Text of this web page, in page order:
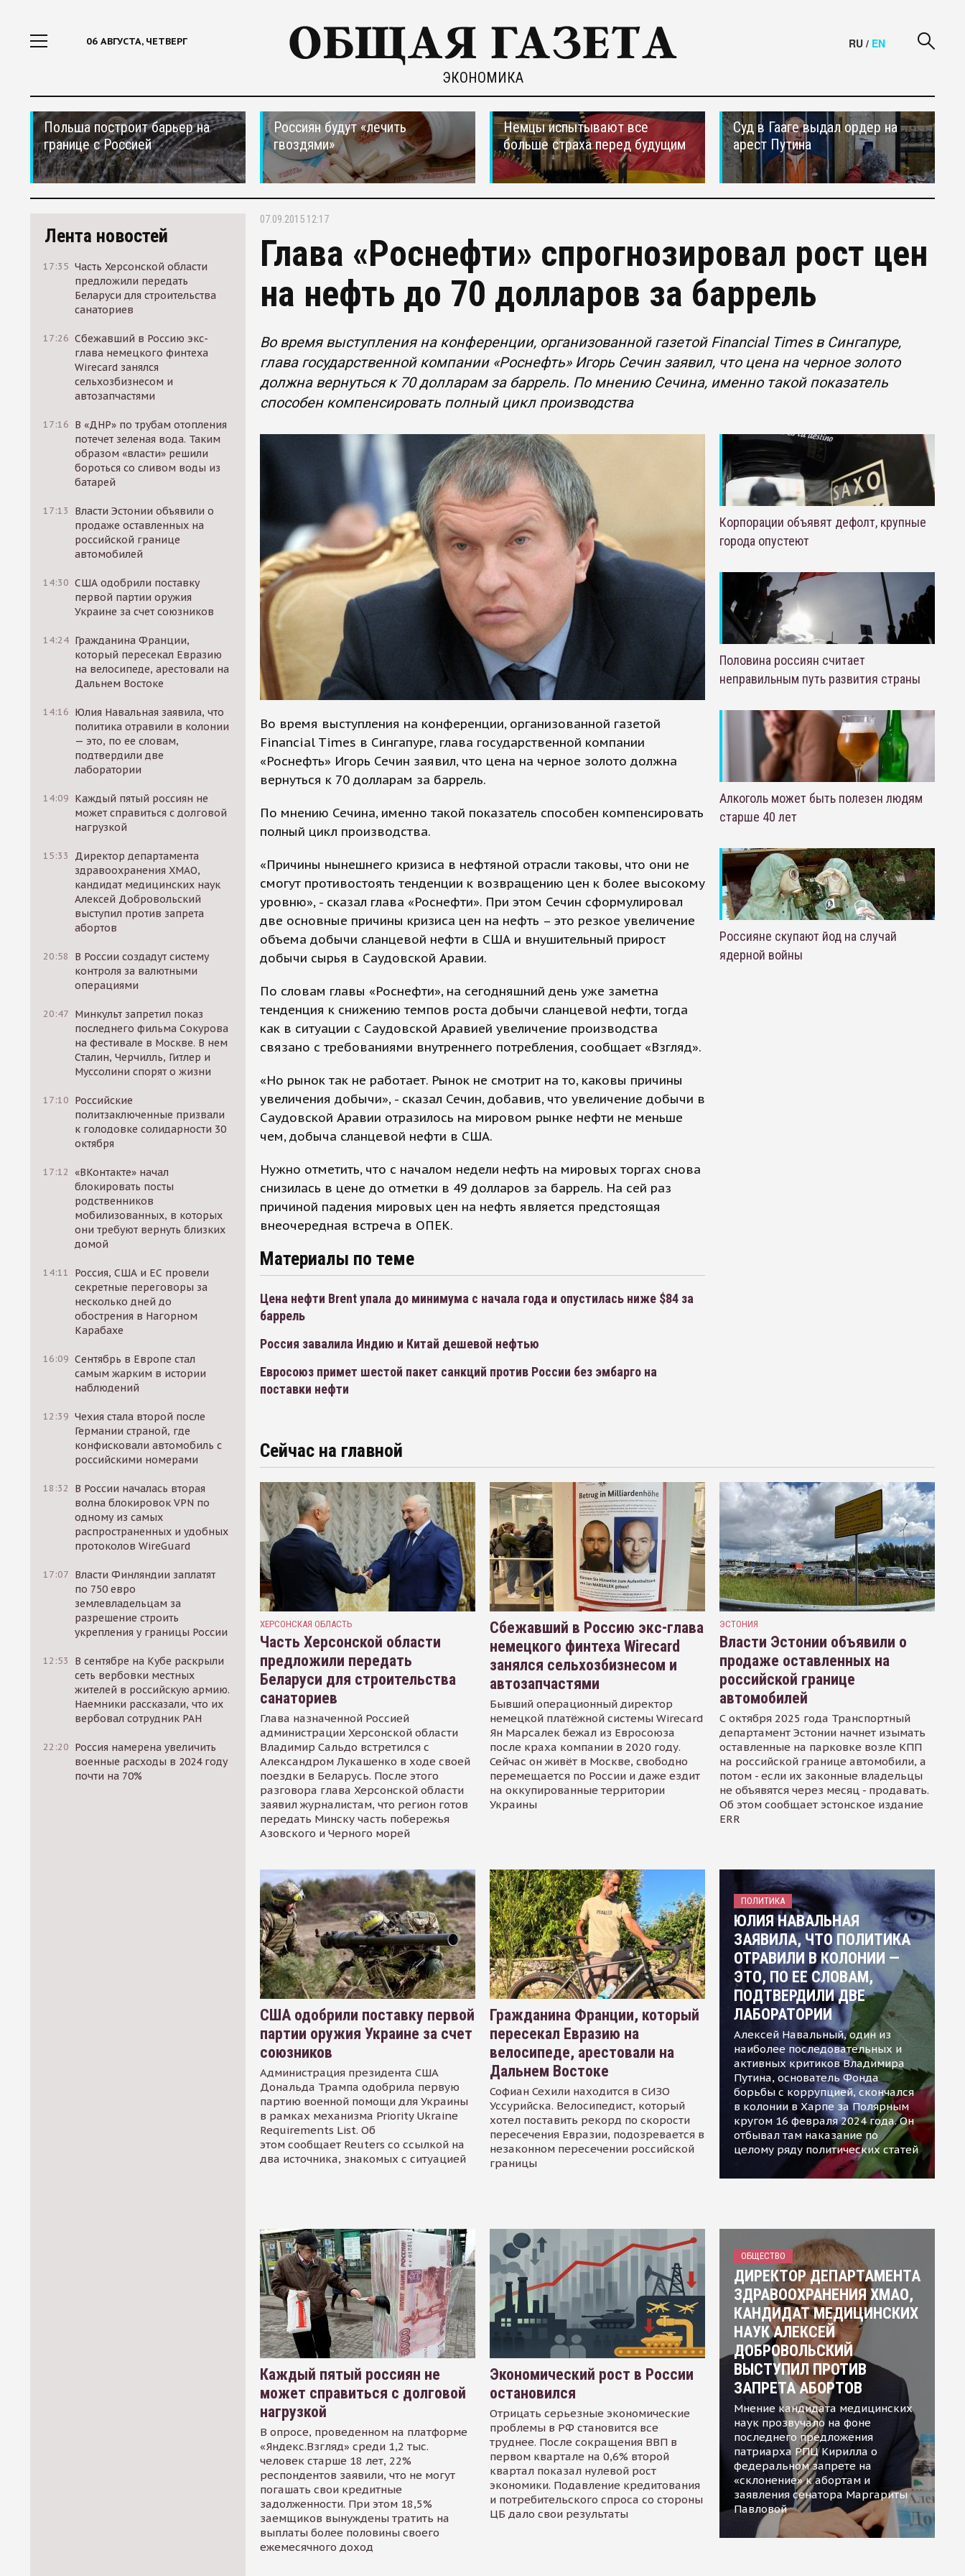
06 АВГУСТА, ЧЕТВЕРГ
ЭКОНОМИКА
RU / EN
Польша построит барьер на
границе с Россией
Россиян будут «лечить
гвоздями»
Немцы испытывают все
больше страха перед будущим
Суд в Гааге выдал ордер на
арест Путина
Лента новостей
17:35 Часть Херсонской области
предложили передать
Беларуси для строительства
санаториев
17:26 Сбежавший в Россию экс-
глава немецкого финтеха
Wirecard занялся
сельхозбизнесом и
автозапчастями
17:16 В «ДНР» по трубам отопления
потечет зеленая вода. Таким
образом «власти» решили
бороться со сливом воды из
батарей
17:13
Власти Эстонии объявили о
продаже оставленных на
российской границе
автомобилей
14:30 США одобрили поставку
первой партии оружия
Украине за счет союзников
14:24 Гражданина Франции,
который пересекал Евразию
на велосипеде, арестовали на
Дальнем Востоке
14:16 Юлия Навальная заявила, что
политика отравили в колонии
— это, по ее словам,
подтвердили две
лаборатории
14:09 Каждый пятый россиян не
может справиться с долговой
нагрузкой
15:33
Директор департамента
здравоохранения ХМАО,
кандидат медицинских наук
Алексей Добровольский
выступил против запрета
абортов
20:58
В России создадут систему
контроля за валютными
операциями
20:47 Минкульт запретил показ
последнего фильма Сокурова
на фестивале в Москве. В нем
Сталин, Черчилль, Гитлер и
Муссолини спорят о жизни
17:10 Российские
политзаключенные призвали
к голодовке солидарности 30
октября
17:12 «ВКонтакте» начал
блокировать посты
родственников
мобилизованных, в которых
они требуют вернуть близких
домой
14:11
Россия, США и ЕС провели
секретные переговоры за
несколько дней до
обострения в Нагорном
Карабахе
16:09 Сентябрь в Европе стал
самым жарким в истории
наблюдений
12:39 Чехия стала второй после
Германии страной, где
конфисковали автомобиль с
российскими номерами
18:32
В России началась вторая
волна блокировок VPN по
одному из самых
распространенных и удобных
протоколов WireGuard
17:07 Власти Финляндии заплатят
по 750 евро
землевладельцам за
разрешение строить
укрепления у границы России
12:53
В сентябре на Кубе раскрыли
сеть вербовки местных
жителей в российскую армию.
Наемники рассказали, что их
вербовал сотрудник РАН
22:20 Россия намерена увеличить
военные расходы в 2024 году
почти на 70%
07.09.2015 12:17
Глава «Роснефти» спрогнозировал рост цен
на нефть до 70 долларов за баррель
Во время выступления на конференции, организованной газетой Financial Times в Сингапуре,
глава государственной компании «Роснефть» Игорь Сечин заявил, что цена на черное золото
должна вернуться к 70 долларам за баррель. По мнению Сечина, именно такой показатель
способен компенсировать полный цикл производства
Во время выступления на конференции, организованной газетой
Financial Times в Сингапуре, глава государственной компании
«Роснефть» Игорь Сечин заявил, что цена на черное золото должна
вернуться к 70 долларам за баррель.
По мнению Сечина, именно такой показатель способен компенсировать
полный цикл производства.
«Причины нынешнего кризиса в нефтяной отрасли таковы, что они не
смогут противостоять тенденции к возвращению цен к более высокому
уровню», - сказал глава «Роснефти». При этом Сечин сформулировал
две основные причины кризиса цен на нефть – это резкое увеличение
объема добычи сланцевой нефти в США и внушительный прирост
добычи сырья в Саудовской Аравии.
По словам главы «Роснефти», на сегодняшний день уже заметна
тенденция к снижению темпов роста добычи сланцевой нефти, тогда
как в ситуации с Саудовской Аравией увеличение производства
связано с требованиями внутреннего потребления, сообщает «Взгляд».
«Но рынок так не работает. Рынок не смотрит на то, каковы причины
увеличения добычи», - сказал Сечин, добавив, что увеличение добычи в
Саудовской Аравии отразилось на мировом рынке нефти не меньше
чем, добыча сланцевой нефти в США.
Нужно отметить, что с началом недели нефть на мировых торгах снова
снизилась в цене до отметки в 49 долларов за баррель. На сей раз
причиной падения мировых цен на нефть является предстоящая
внеочередная встреча в ОПЕК.
Материалы по теме
Цена нефти Brent упала до минимума с начала года и опустилась ниже $84 за
баррель
Россия завалила Индию и Китай дешевой нефтью
Евросоюз примет шестой пакет санкций против России без эмбарго на
поставки нефти
Корпорации объявят дефолт, крупные
города опустеют
Половина россиян считает
неправильным путь развития страны
Алкоголь может быть полезен людям
старше 40 лет
Россияне скупают йод на случай
ядерной войны
Сейчас на главной
ХЕРСОНСКАЯ ОБЛАСТЬ
Часть Херсонской области
предложили передать
Беларуси для строительства
санаториев
Глава назначенной Россией
администрации Херсонской области
Владимир Сальдо встретился с
Александром Лукашенко в ходе своей
поездки в Беларусь. После этого
разговора глава Херсонской области
заявил журналистам, что регион готов
передать Минску часть побережья
Азовского и Черного морей
Сбежавший в Россию экс-глава
немецкого финтеха Wirecard
занялся сельхозбизнесом и
автозапчастями
Бывший операционный директор
немецкой платёжной системы Wirecard
Ян Марсалек бежал из Евросоюза
после краха компании в 2020 году.
Сейчас он живёт в Москве, свободно
перемещается по России и даже ездит
на оккупированные территории
Украины
ЭСТОНИЯ
Власти Эстонии объявили о
продаже оставленных на
российской границе
автомобилей
С октября 2025 года Транспортный
департамент Эстонии начнет изымать
оставленные на парковке возле КПП
на российской границе автомобили, а
потом - если их законные владельцы
не объявятся через месяц - продавать.
Об этом сообщает эстонское издание
ERR
США одобрили поставку первой
партии оружия Украине за счет
союзников
Администрация президента США
Дональда Трампа одобрила первую
партию военной помощи для Украины
в рамках механизма Priority Ukraine
Requirements List. Об
этом сообщает Reuters со ссылкой на
два источника, знакомых с ситуацией
Гражданина Франции, который
пересекал Евразию на
велосипеде, арестовали на
Дальнем Востоке
Софиан Сехили находится в СИЗО
Уссурийска. Велосипедист, который
хотел поставить рекорд по скорости
пересечения Евразии, подозревается в
незаконном пересечении российской
границы
ПОЛИТИКА
ЮЛИЯ НАВАЛЬНАЯ
ЗАЯВИЛА, ЧТО ПОЛИТИКА
ОТРАВИЛИ В КОЛОНИИ —
ЭТО, ПО ЕЕ СЛОВАМ,
ПОДТВЕРДИЛИ ДВЕ
ЛАБОРАТОРИИ
Алексей Навальный, один из
наиболее последовательных и
активных критиков Владимира
Путина, основатель Фонда
борьбы с коррупцией, скончался
в колонии в Харпе за Полярным
кругом 16 февраля 2024 года. Он
отбывал там наказание по
целому ряду политических статей
Каждый пятый россиян не
может справиться с долговой
нагрузкой
В опросе, проведенном на платформе
«Яндекс.Взгляд» среди 1,2 тыс.
человек старше 18 лет, 22%
респондентов заявили, что не могут
погашать свои кредитные
задолженности. При этом 18,5%
заемщиков вынуждены тратить на
выплаты более половины своего
ежемесячного доход
Экономический рост в России
остановился
Отрицать серьезные экономические
проблемы в РФ становится все
труднее. После сокращения ВВП в
первом квартале на 0,6% второй
квартал показал нулевой рост
экономики. Подавление кредитования
и потребительского спроса со стороны
ЦБ дало свои результаты
ОБЩЕСТВО
ДИРЕКТОР ДЕПАРТАМЕНТА
ЗДРАВООХРАНЕНИЯ ХМАО,
КАНДИДАТ МЕДИЦИНСКИХ
НАУК АЛЕКСЕЙ
ДОБРОВОЛЬСКИЙ
ВЫСТУПИЛ ПРОТИВ
ЗАПРЕТА АБОРТОВ
Мнение кандидата медицинских
наук прозвучало на фоне
последнего предложения
патриарха РПЦ Кирилла о
федеральном запрете на
«склонение» к абортам и
заявления сенатора Маргариты
Павловой